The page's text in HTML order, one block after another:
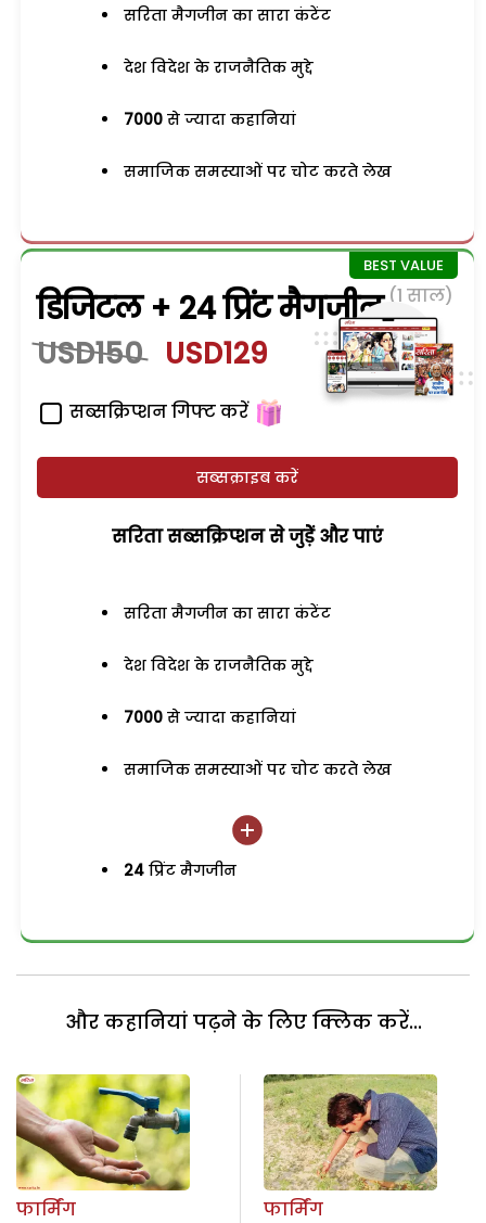
सरिता मैगजीन का सारा कंटेंट
देश विदेश के राजनैतिक मुद्दे
7000 से ज्यादा कहानियां
समाजिक समस्याओं पर चोट करते लेख
डिजिटल + 24 प्रिंट मैगजीन (1 साल)
USD150 USD129
सब्सक्रिप्शन गिफ्ट करें
सब्सक्राइब करें
सरिता सब्सक्रिप्शन से जुड़ेें और पाएं
सरिता मैगजीन का सारा कंटेंट
देश विदेश के राजनैतिक मुद्दे
7000 से ज्यादा कहानियां
समाजिक समस्याओं पर चोट करते लेख
24 प्रिंट मैगजीन
और कहानियां पढ़ने के लिए क्लिक करें...
फार्मिंग
फार्मिंग